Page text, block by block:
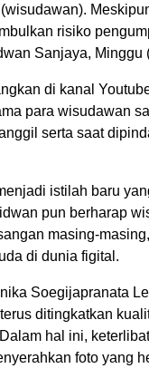
risiko
Sanjaya, Minggu
di kanal
para wisudawan
serta saat
istilah baru
pun berharap
masing-
di dunia figital.
Soegijapranata
ditingkatkan
hal ini,
foto yang